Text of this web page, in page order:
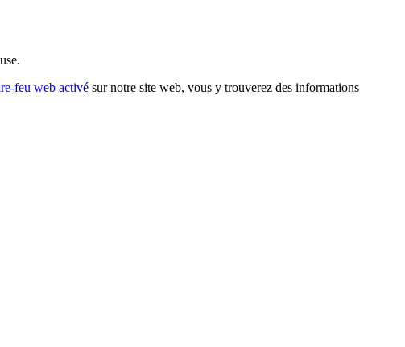
feu web activé sur notre site web, vous y trouverez des informations